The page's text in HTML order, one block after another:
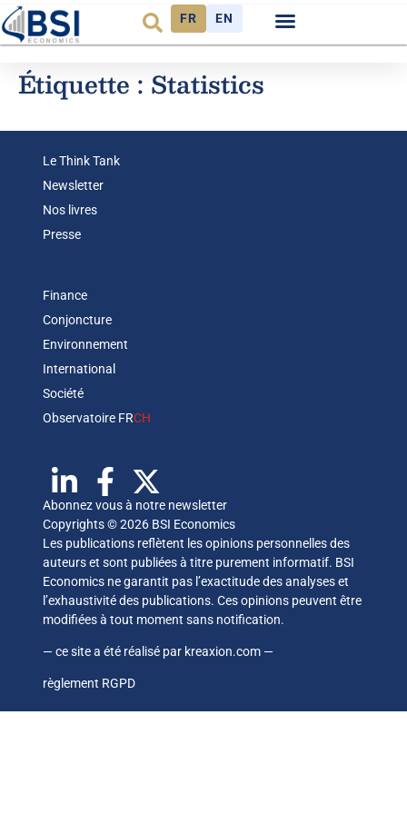
FR EN
Étiquette : Statistics
Le Think Tank
Newsletter
Nos livres
Presse
Finance
Conjoncture
Environnement
International
Société
Observatoire FRCH
Abonnez vous à notre newsletter
Copyrights © 2026 BSI Economics
Les publications reflètent les opinions personnelles des
auteurs et sont publiées à titre purement informatif. BSI
Economics ne garantit pas l’exactitude des analyses et
l’exhaustivité des publications. Ces opinions peuvent être
modifiées à tout moment sans notification.
— ce site a été réalisé par kreaxion.com —
règlement RGPD